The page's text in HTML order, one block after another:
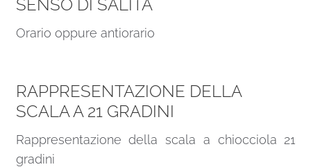
SENSO DI SALITA
Orario oppure antiorario
RAPPRESENTAZIONE DELLA
SCALA A 21 GRADINI
Rappresentazione della scala a chiocciola 21
gradini